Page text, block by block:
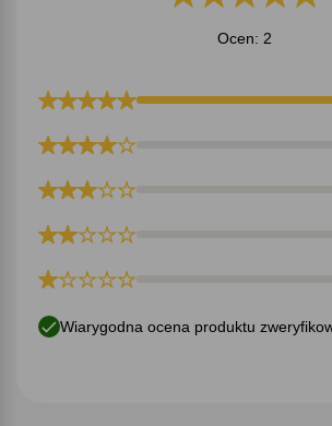
Ocen: 2
Wiarygodna ocena produktu